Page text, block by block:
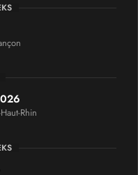
Rhin